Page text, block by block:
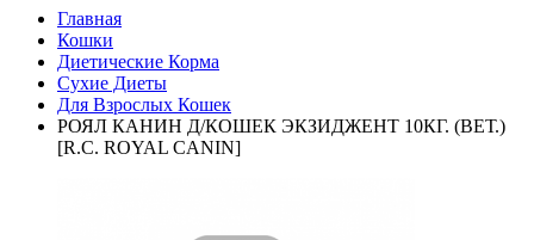
Главная
Кошки
Диетические Корма
Сухие Диеты
Для Взрослых Кошек
РОЯЛ КАНИН Д/КОШЕК ЭКЗИДЖЕНТ 10КГ. (ВЕТ.)
[R.C. ROYAL CANIN]